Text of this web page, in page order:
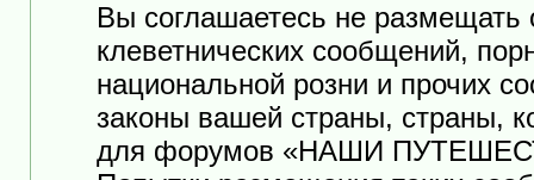
Вы соглашаетесь не
клеветнических сообщений,
национальной розни и прочих
законы вашей страны, страны,
для форумов «НАШИ